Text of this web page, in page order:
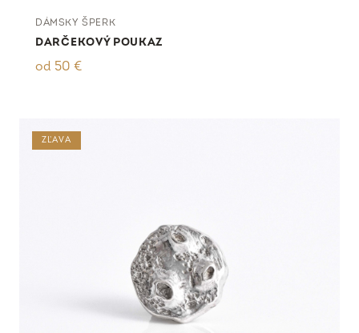
DÁMSKY ŠPERK
DARČEKOVÝ POUKAZ
od 50 €
ZĽAVA